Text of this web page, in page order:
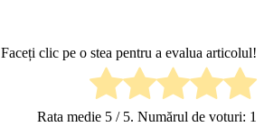
Faceți clic pe o stea pentru a evalua articolul!
Rata medie 5 / 5. Numărul de voturi: 1